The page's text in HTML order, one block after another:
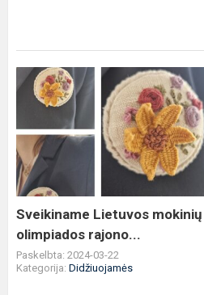
Sveikiname
Lietuvos
mokinių
technologijų
olimpiados
rajono...
Sveikiname Lietuvos
olimpiados rajono...
Paskelbta: 2024-03-22
Kategorija: Didžiuojamės